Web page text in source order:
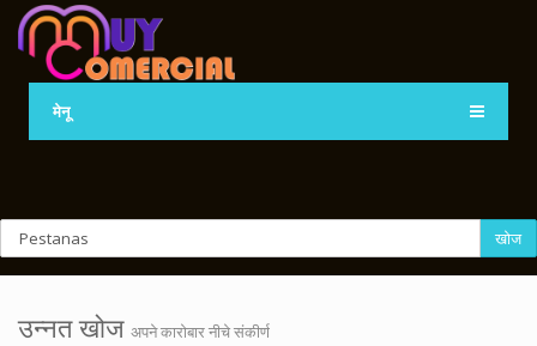
मेनू
खोज
उन्नत खोज अपने कारोबार नीचे संकीर्ण